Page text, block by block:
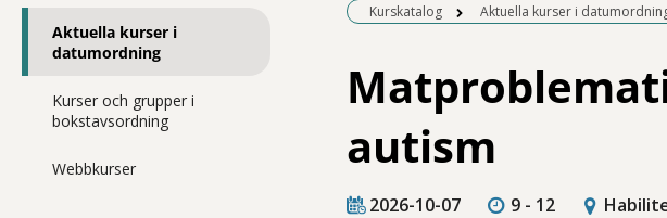
Aktuella kurser i
datumordning
Kurser och grupper i
bokstavsordning
Webbkurser
Kurskatalog Aktuella kurser i
autism
2026-10-07 9 - 12